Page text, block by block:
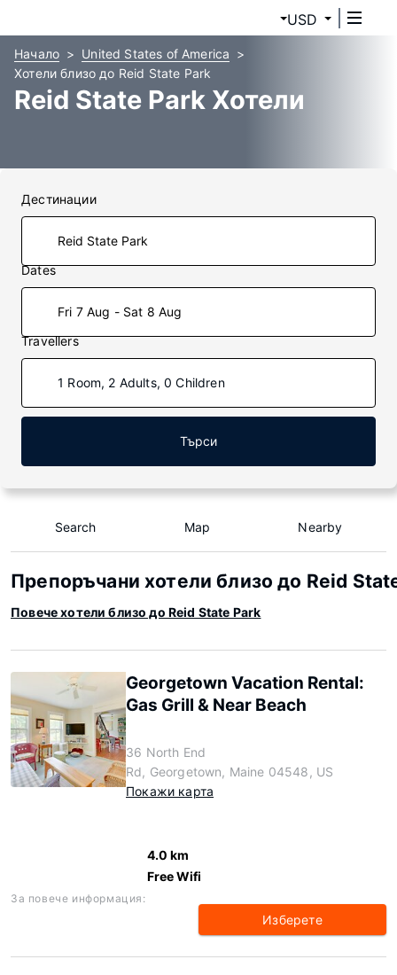
USD
Начало
United States of America
Хотели близо до Reid State Park
Reid State Park Хотели
Дестинации
Dates
Fri 7 Aug - Sat 8 Aug
Travellers
1 Room, 2 Adults, 0 Children
Търси
Search Map Nearby
Препоръчани хотели близо до Reid
Повече хотели близо до Reid State Park
Georgetown Vacation Rental:
Gas Grill & Near Beach
36 North End
Rd, Georgetown, Maine 04548, US
Покажи карта
4.0 km
Free Wifi
За повече информация:
Изберете